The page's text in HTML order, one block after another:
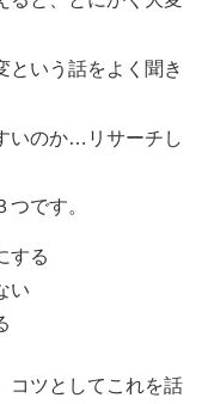
という話をよく聞き
いのか…リサーチし
です。
する
い
コツとしてこれを話